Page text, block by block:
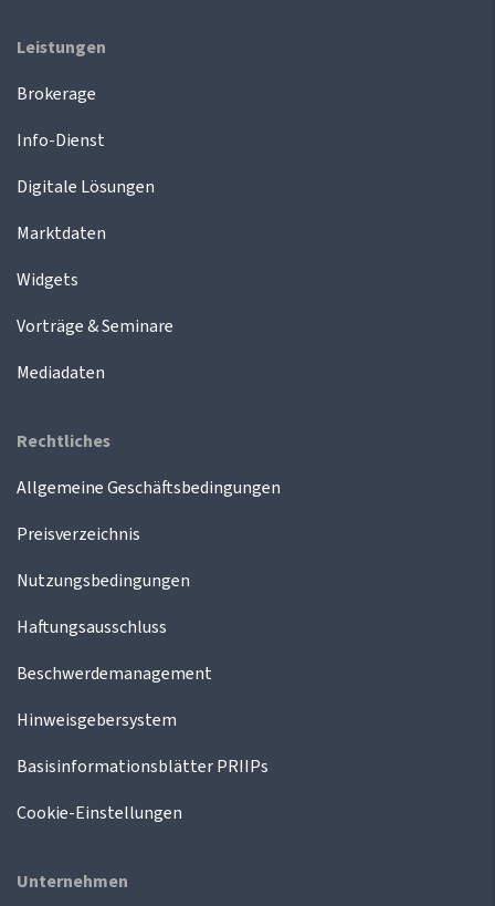
Leistungen
Brokerage
Info-Dienst
Digitale Lösungen
Marktdaten
Widgets
Vorträge & Seminare
Mediadaten
Rechtliches
Allgemeine Geschäftsbedingungen
Preisverzeichnis
Nutzungsbedingungen
Haftungsausschluss
Beschwerdemanagement
Hinweisgebersystem
Basisinformationsblätter PRIIPs
Cookie-Einstellungen
Unternehmen